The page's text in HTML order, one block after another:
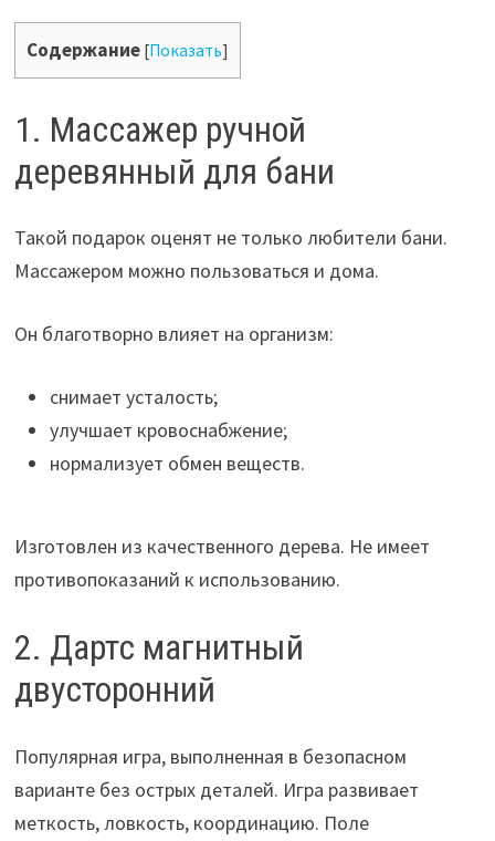
Содержание [Показать]
1. Массажер ручной
деревянный для бани
Такой подарок оценят не только любители бани.
Массажером можно пользоваться и дома.
Он благотворно влияет на организм:
снимает усталость;
улучшает кровоснабжение;
нормализует обмен веществ.
Изготовлен из качественного дерева. Не имеет
противопоказаний к использованию.
2. Дартс магнитный
двусторонний
Популярная игра, выполненная в безопасном
варианте без острых деталей. Игра развивает
меткость, ловкость, координацию. Поле